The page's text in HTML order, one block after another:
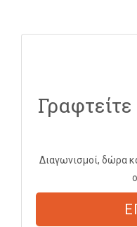
Διαγωνισμοί, δώρα